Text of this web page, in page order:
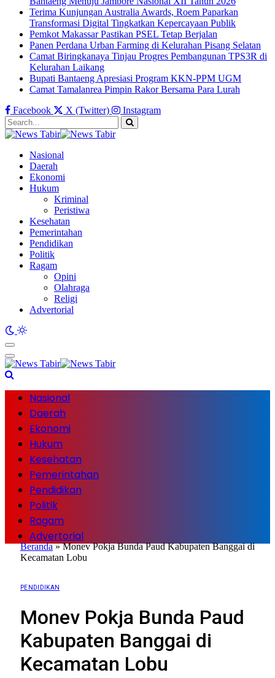
Terima Kunjungan Australia Awards, Roem Paparkan
Transformasi Digital Tingkatkan Kepercayaan Publik
Pemkot Makassar Pastikan PSEL Tetap Berjalan
Panen Perdana Urban Farming di Kelurahan Pisang Selatan
Camat Biringkanaya Tinjau Progres Pembangunan TPS3R di
Kelurahan Laikang
Bupati Bantaeng Apresiasi Program KKN-PPM UGM
Camat Tamalanrea Pimpin Rakor Bersama Para Lurah
Facebook
X (Twitter) Instagram
Nasional
Daerah
Ekonomi
Hukum
Kriminal
Peristiwa
Kesehatan
Pemerintahan
Pendidikan
Politik
Ragam
Opini
Olahraga
Religi
Advertorial
Nasional
Daerah
Ekonomi
Hukum
Kesehatan
Pemerintahan
Pendidikan
Politik
Ragam
Advertorial
Beranda»Monev Pokja Bunda Paud Kabupaten Banggai di
Kecamatan Lobu
PENDIDIKAN
Monev Pokja Bunda Paud
Kabupaten Banggai di
Kecamatan Lobu